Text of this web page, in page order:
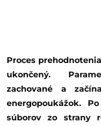
Proces prehodnotenia adresnej energopomoci bol
ukončený.
zachované a
energopoukážok.
súborov zo strany